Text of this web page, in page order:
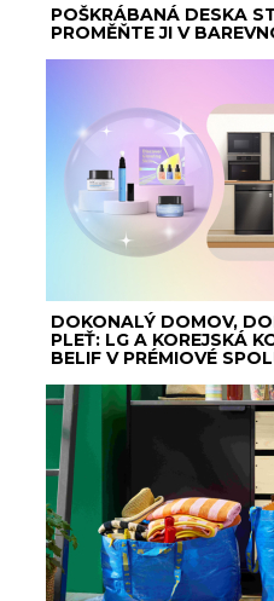
POŠKRÁBANÁ DESKA
PROMĚŇTE JI V
DOKONALÝ DOMOV,
PLEŤ: LG A KOREJSKÁ
BELIF V PRÉMIOVÉ